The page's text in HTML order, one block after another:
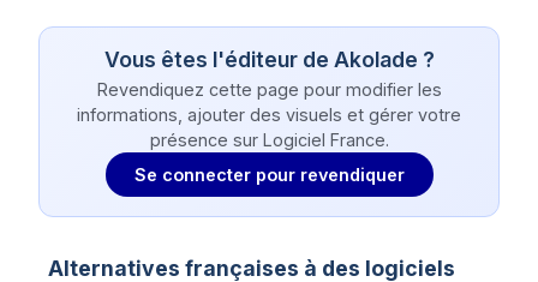
Vous êtes l'éditeur de Akolade ?
Revendiquez cette page pour modifier les
informations, ajouter des visuels et gérer votre
présence sur Logiciel France.
Se connecter pour revendiquer
Alternatives françaises à des logiciels